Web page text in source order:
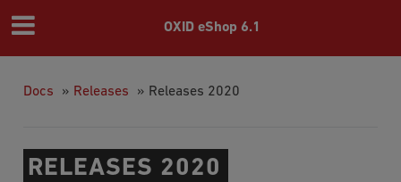
OXID eShop 6.1
Docs » Releases » Releases 2020
RELEASES 2020